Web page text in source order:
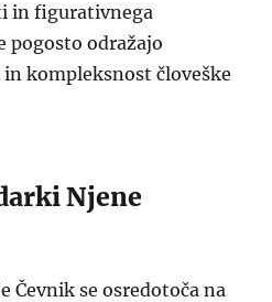
in figurativnega
pogosto odražajo
kompleksnost človeške
Njene
Čevnik se osredotoča na